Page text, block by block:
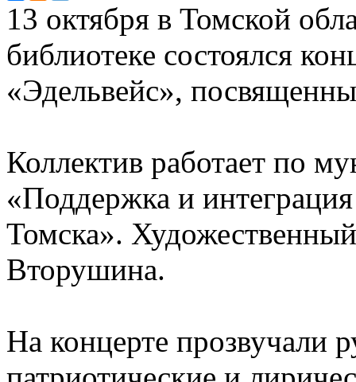
13 октября в Томской
библиотеке состоялся
«Эдельвейс»,
Коллектив работает по
«Поддержка и
Томска».
Вторушина.
На концерте прозвучали